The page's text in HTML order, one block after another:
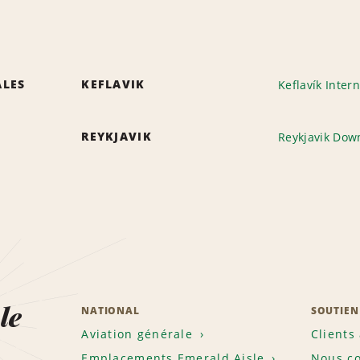
KEFLAVIK Keflavík
REYKJAVIK Reykjavik
NATIONAL
Aviation générale
SOUTIEN
Clients